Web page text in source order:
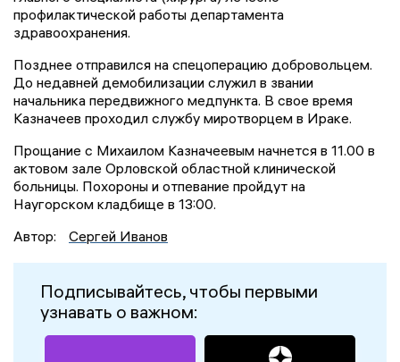
профилактической работы департамента
здравоохранения.
Позднее отправился на спецоперацию добровольцем.
До недавней демобилизации служил в звании
начальника передвижного медпункта. В свое время
Казначеев проходил службу миротворцем в Ираке.
Прощание с Михаилом Казначеевым начнется в 11.00 в
актовом зале Орловской областной клинической
больницы. Похороны и отпевание пройдут на
Наугорском кладбище в 13:00.
Автор:
Сергей Иванов
Подписывайтесь, чтобы первыми
узнавать о важном: